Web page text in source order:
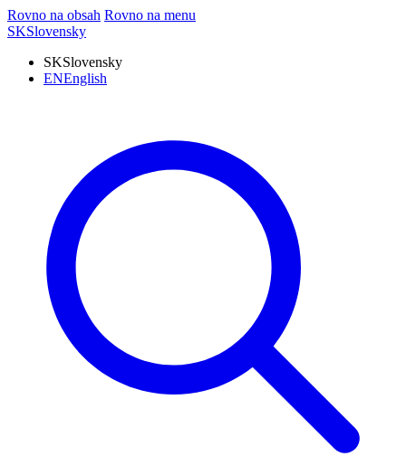
Rovno na obsah Rovno na menu
SKSlovensky
SKSlovensky
ENEnglish